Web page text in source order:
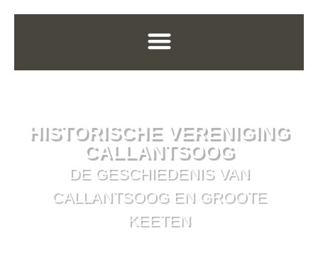
HISTORISCHE VERENIGING
CALLANTSOOG
DE GESCHIEDENIS VAN
CALLANTSOOG EN GROOTE
KEETEN